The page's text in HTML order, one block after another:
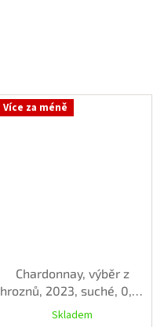
Více za méně
Chardonnay, výběr z
hroznů, 2023, suché, 0,75
Skladem